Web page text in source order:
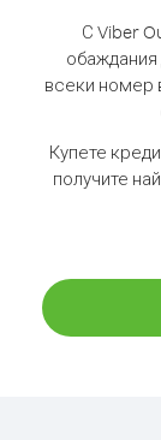
С Viber
всеки номер
Купете
получите